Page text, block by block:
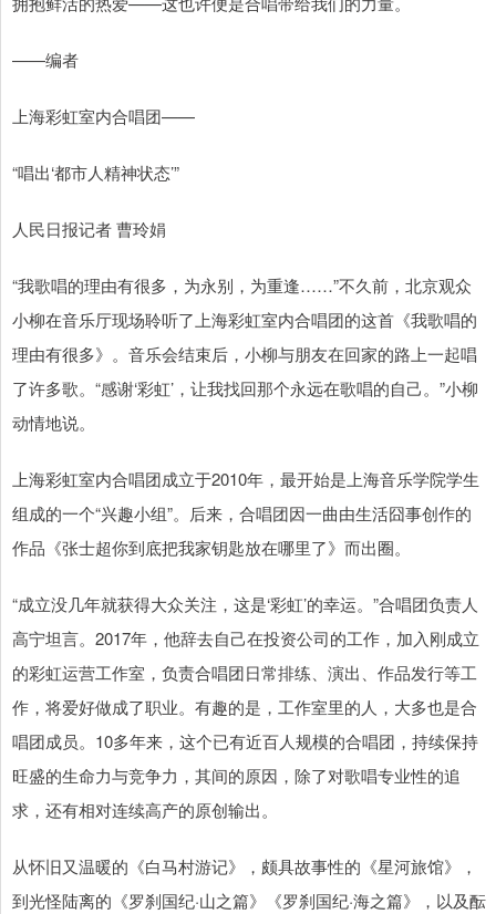
——编者
上海彩虹室内合唱团——
“唱出‘都市人精神状态’”
人民日报记者 曹玲娟
“我歌唱的理由有很多，为永别，为重逢……”不久前，北京观众
小柳在音乐厅现场聆听了上海彩虹室内合唱团的这首《我歌唱的
理由有很多》。音乐会结束后，小柳与朋友在回家的路上一起唱
了许多歌。“感谢‘彩虹’，让我找回那个永远在歌唱的自己。”小柳
动情地说。
上海彩虹室内合唱团成立于2010年，最开始是上海音乐学院学生
组成的一个“兴趣小组”。后来，合唱团因一曲由生活囧事创作的
作品《张士超你到底把我家钥匙放在哪里了》而出圈。
“成立没几年就获得大众关注，这是‘彩虹’的幸运。”合唱团负责人
高宁坦言。2017年，他辞去自己在投资公司的工作，加入刚成立
的彩虹运营工作室，负责合唱团日常排练、演出、作品发行等工
作，将爱好做成了职业。有趣的是，工作室里的人，大多也是合
唱团成员。10多年来，这个已有近百人规模的合唱团，持续保持
旺盛的生命力与竞争力，其间的原因，除了对歌唱专业性的追
求，还有相对连续高产的原创输出。
从怀旧又温暖的《白马村游记》，颇具故事性的《星河旅馆》，
到光怪陆离的《罗刹国纪·山之篇》《罗刹国纪·海之篇》，以及酝